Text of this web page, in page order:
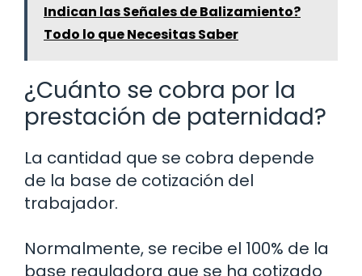
Indican las Señales de Balizamiento?
Todo lo que Necesitas Saber
¿Cuánto se cobra por la
prestación de paternidad?
La cantidad que se cobra depende
de la base de cotización del
trabajador.
Normalmente, se recibe el 100% de la
base reguladora que se ha cotizado